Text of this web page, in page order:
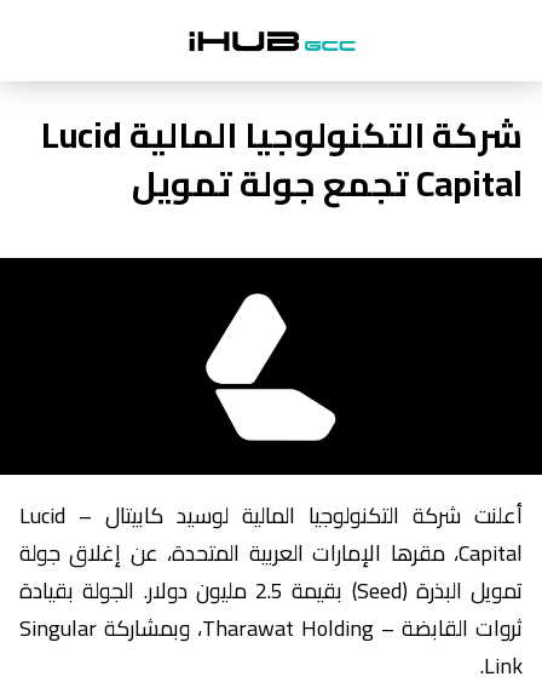
شركة التكنولوجيا المالية Lucid
Capital تجمع جولة تمويل
أعلنت شركة التكنولوجيا المالية لوسيد كابيتال – Lucid
Capital، مقرها الإمارات العربية المتحدة، عن إغلاق جولة
تمويل البذرة (Seed) بقيمة 2.5 مليون دولار. الجولة بقيادة
ثروات القابضة – Tharawat Holding، وبمشاركة Singular
Link.